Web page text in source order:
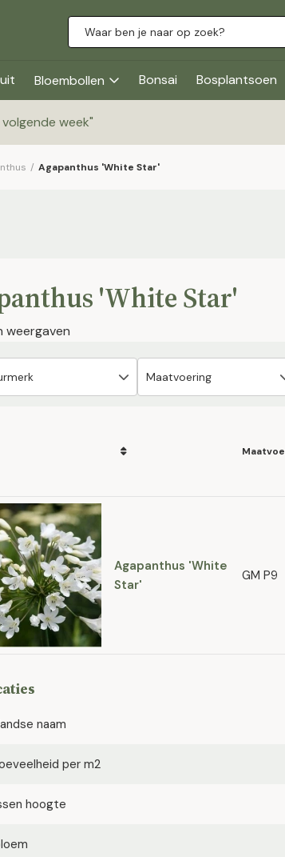
Bloembollen Bonsai Bosplantsoen
week"
/ Agapanthus 'White Star'
'White Star'
weergaven
Agapanthus 'White
Star'
GM P9
naam
per m2
hoogte